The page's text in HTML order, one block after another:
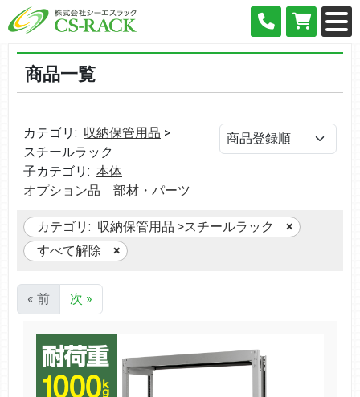
商品一覧
カテゴリ: 収納保管用品 >
スチールラック
子カテゴリ: 本体
オプション品
部材・パーツ
カテゴリ: 収納保管用品 >スチールラック
すべて解除
« 前 次 »